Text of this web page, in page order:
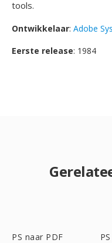
tools.
Ontwikkelaar: Adobe
Eerste release: 1984
PS naar PDF